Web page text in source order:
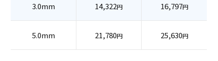
3.0mm 14,322円 16,797円
5.0mm 21,780円 25,630円